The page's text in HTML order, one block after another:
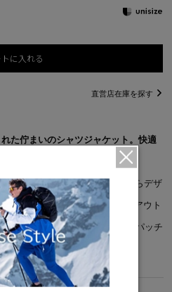
に入れる
直営店在庫を探す
た佇まいのシャツジャケット。快適
ます。
、2001年のアーカイブモデルからデザ
。オリジナルの3ポケットレイアウト
開閉を備えたベルクロR仕様のパッチ
実現しています。